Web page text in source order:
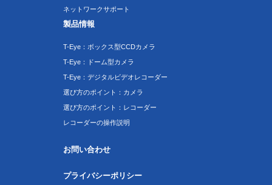
ネットワークサポート
製品情報
T-Eye：ボックス型CCDカメラ
T-Eye：ドーム型カメラ
T-Eye：デジタルビデオレコーダー
選び方のポイント：カメラ
選び方のポイント：レコーダー
レコーダーの操作説明
お問い合わせ
プライバシーポリシー